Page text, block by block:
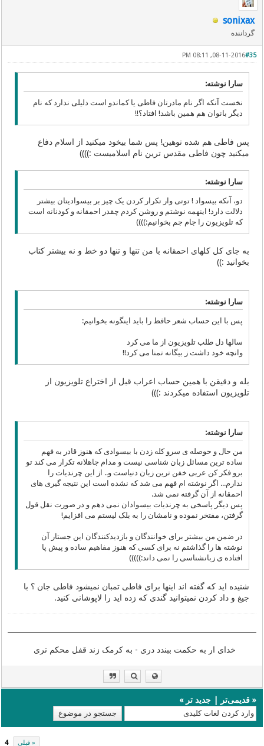
sonixax
گرداننده
#35
08-11-2016, 08:11 PM
سارا نوشته:
نخست آنکه اگر نام مادرتان فاطی یا کماندو است دلیلی ندارد که نام
دیگر بانوان هم همین باشد! افتاد؟!!
پس فاطی هم شده توهین! پس شما بیخود میکنید از اسلام دفاع
میکنید چون فاطی مقدس ترین نام اسلامیست :))))
سارا نوشته:
دو، آنکه بیسواد ! توتی وار تکرار کردن یک چیز بر بیسوادیتان بیشتر
دلالت دارد! اینهمه نوشتم و روشن کردم چقدر احمقانه و کودنانه است
که تلویزیون را جام جم بخوانیم:))))
به جای کل کلهای احمقانه با من تنها و تنها دو خط و نه بیشتر کتاب
بخوانید :))
سارا نوشته:
پس با این حساب شعر حافظ را باید اینگونه بخوانیم:
سالها دل طلب تلویزیون از ما می کرد
وانچه خود داشت ز بیگانه تمنا می کرد!!
بله و دقیقن با همین حساب اعراب قبل از اختراع تلویزیون از
تلویزیون استفاده میکردند :)))
سارا نوشته:
من حال و حوصله ی سرو کله زدن با بیسوادی که هنوز قادر به فهم
ساده ترین مسائل زبان شناسی نیست و مدام جاهلانه تکرار می کند تو
برو فکر کن عربی خفن ترین زبان دنیاست و.. از این چرندیات را
ندارم... اگر نوشته ام فهم می شد که نشده است این نتیجه گیری های
احمقانه از آن گرفته نمی شد.
پس دیگر پاسخی به چرندیات بیسوادان نمی دهم و در صورت نقل قول
گرفتن، مفتخر نموده و نامشان را به بلک لیستم می افزایم!
در ضمن من بیشتر برای خوانندگان و بازدیدکنندگان این جستار آن
نوشته ها را گذاشتم نه برای کسی که هنوز مفاهیم ساده و پیش پا
افتاده ی زبانشناسی را نمی داند:)))))
شنیده اید که گفته اند اینها برای فاطی تمبان نمیشود فاطی جان ؟ با
جیغ و داد کردن نمیتوانید گندی که زده اید را لاپوشانی کنید.
خدای ار به حکمت ببندد دری - به کرمک زند قفل محکم تری
«قدیمی‌تر |جدید تر »
« قبلی 4